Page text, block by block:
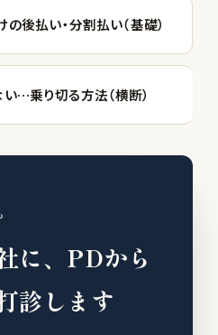
後払い・分割払い（基礎）
…乗り切る方法（横断）
に、PDから
診します